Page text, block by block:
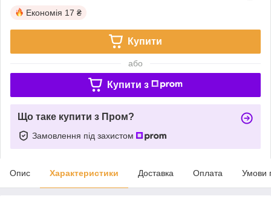
Економія 17 ₴
Купити
або
Купити з
Що таке купити з Пром?
Замовлення під захистом
Опис Характеристики Доставка Оплата Умови